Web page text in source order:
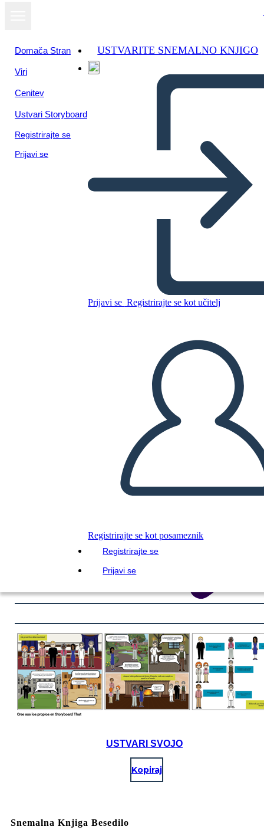
Domača Stran
Viri
Cenitev
Ustvari Storyboard
Registrirajte se
Prijavi se
USTVARITE SNEMALNO KNJIGO
Prijavi se Registrirajte se kot učitelj
Registrirajte se kot posameznik
Registrirajte se
Prijavi se
Kopirajte to snemalno knjigo
PREDVAJANJE DIAPROJEKCIJE
PREBERI MI
Oglejte si kot
diaprojekcijo
USTVARI SVOJO
Kopiraj
Snemalna Knjiga Besedilo